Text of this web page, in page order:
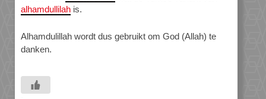
alhamdullilah is.
Alhamdulillah wordt dus gebruikt om God (Allah) te
danken.